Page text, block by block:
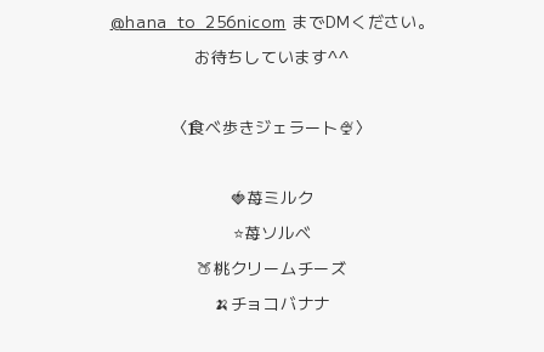
@hana_to_256nicom までDMください。
お待ちしています^^
〈食べ歩きジェラート🍨〉
🍓苺ミルク
⭐️苺ソルベ
🍑桃クリームチーズ
🍌チョコバナナ